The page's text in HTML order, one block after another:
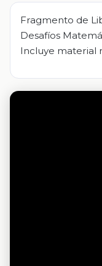
Fragmento de
Desafíos
Incluye material